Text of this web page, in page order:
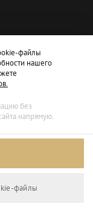
файлы
нашего
без
напрямую.
файлы